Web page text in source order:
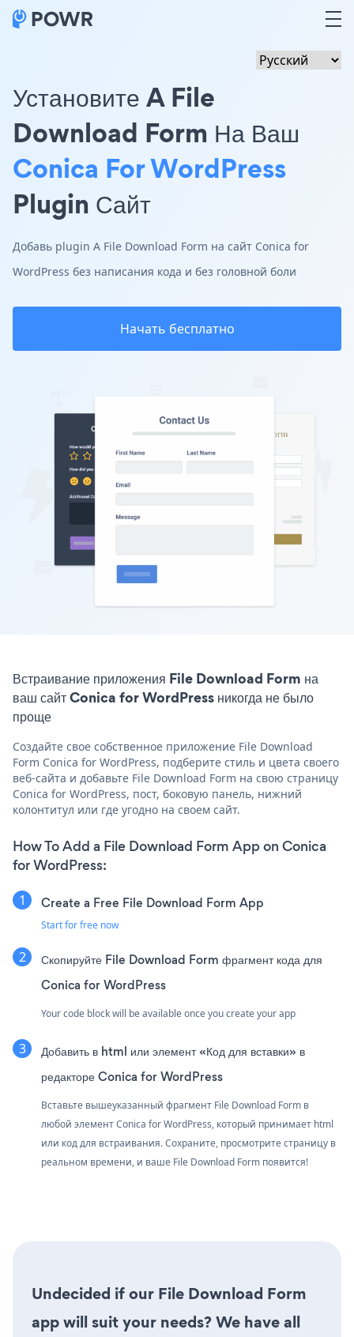
Установите A File
Download Form На Ваш
Conica For WordPress
Plugin Сайт
Добавь plugin A File Download Form на сайт Conica for
WordPress без написания кода и без головной боли
Начать бесплатно
Встраивание приложения File Download Form на
ваш сайт Conica for WordPress никогда не было
проще
Создайте свое собственное приложение File Download
Form Conica for WordPress, подберите стиль и цвета своего
веб-сайта и добавьте File Download Form на свою страницу
Conica for WordPress, пост, боковую панель, нижний
колонтитул или где угодно на своем сайт.
How To Add a File Download Form App on Conica
for WordPress:
Create a Free File Download Form App
Start for free now
Скопируйте File Download Form фрагмент кода для
Conica for WordPress
Your code block will be available once you create your app
Добавить в html или элемент «Код для вставки» в
редакторе Conica for WordPress
Вставьте вышеуказанный фрагмент File Download Form в
любой элемент Conica for WordPress, который принимает html
или код для встраивания. Сохраните, просмотрите страницу в
реальном времени, и ваше File Download Form появится!
Undecided if our File Download Form
app will suit your needs? We have all